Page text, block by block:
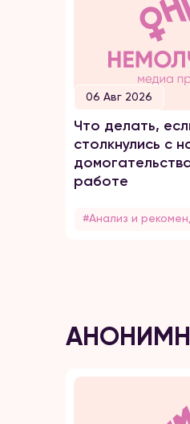
06 Авг 2026
Что делать,
столкнулись с
работе
#Анализ и